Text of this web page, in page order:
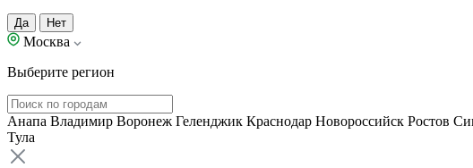
Да Нет
Москва
Выберите регион
Анапа Владимир Воронеж Геленджик Краснодар Новороссийск Ростов
Тула